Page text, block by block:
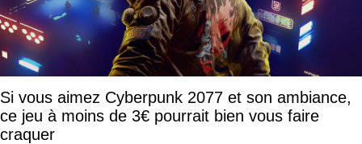
Si vous aimez Cyberpunk 2077 et son ambiance,
ce jeu à moins de 3€ pourrait bien vous faire
craquer